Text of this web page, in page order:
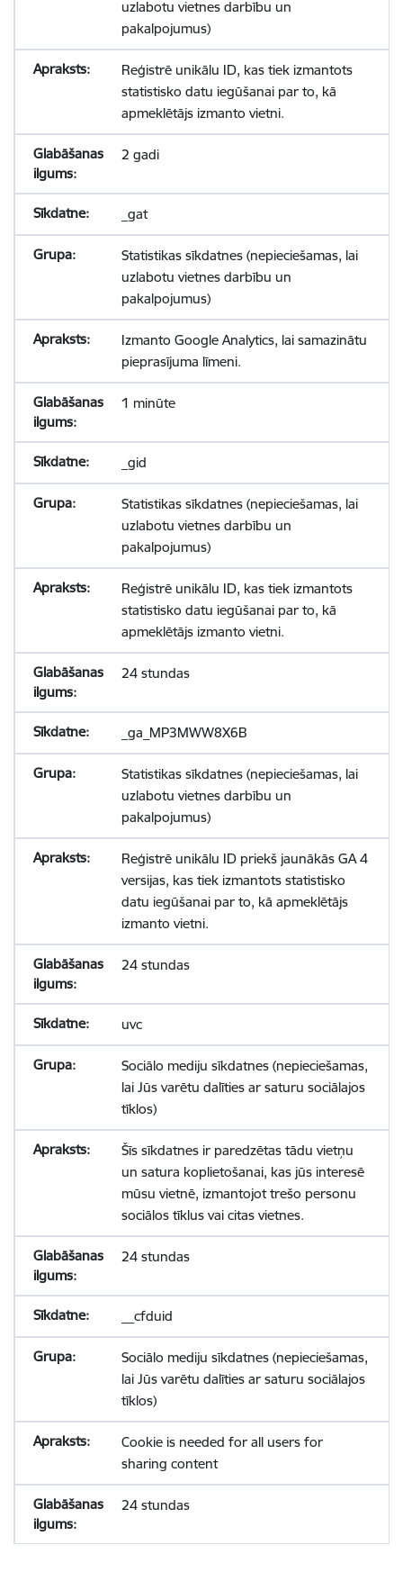
uzlabotu vietnes darbību un
pakalpojumus)
Reģistrē unikālu ID, kas tiek izmantots
statistisko datu iegūšanai par to, kā
apmeklētājs izmanto vietni.
2 gadi
_gat
Statistikas sīkdatnes (nepieciešamas, lai
uzlabotu vietnes darbību un
pakalpojumus)
Izmanto Google Analytics, lai samazinātu
pieprasījuma līmeni.
1 minūte
_gid
Statistikas sīkdatnes (nepieciešamas, lai
uzlabotu vietnes darbību un
pakalpojumus)
Reģistrē unikālu ID, kas tiek izmantots
statistisko datu iegūšanai par to, kā
apmeklētājs izmanto vietni.
24 stundas
_ga_MP3MWW8X6B
Statistikas sīkdatnes (nepieciešamas, lai
uzlabotu vietnes darbību un
pakalpojumus)
Reģistrē unikālu ID priekš jaunākās GA 4
versijas, kas tiek izmantots statistisko
datu iegūšanai par to, kā apmeklētājs
izmanto vietni.
24 stundas
uvc
Sociālo mediju sīkdatnes (nepieciešamas,
lai Jūs varētu dalīties ar saturu sociālajos
tīklos)
Šīs sīkdatnes ir paredzētas tādu vietņu
un satura koplietošanai, kas jūs interesē
mūsu vietnē, izmantojot trešo personu
sociālos tīklus vai citas vietnes.
24 stundas
__cfduid
Sociālo mediju sīkdatnes (nepieciešamas,
lai Jūs varētu dalīties ar saturu sociālajos
tīklos)
Cookie is needed for all users for
sharing content
24 stundas